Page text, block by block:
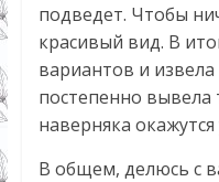
подведет. Чтобы
красивый вид. В
вариантов и
постепенно
наверняка
В общем, делюсь с